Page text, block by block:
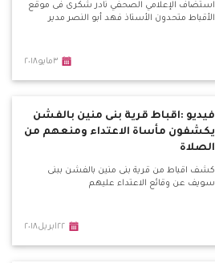
استضاف الإعلامي الصحفي نادر شكرى فى موقع
الأقباط متحدون الأستاذ فهد أبو النصر مدير
٣مايو٢٠١٨
فيديو :اقباط قرية بنى منين بالفشن
يكشفون مأساة الاعتداء ومنعهم من
الصلاة
كشف اقباط من قرية بنى منين بالفشن ببنى
سويف عن وقائع الاعتداء عليهم
٢٢ابريل٢٠١٨